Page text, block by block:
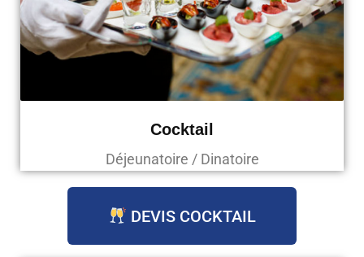
Cocktail
Déjeunatoire / Dinatoire
DEVIS COCKTAIL